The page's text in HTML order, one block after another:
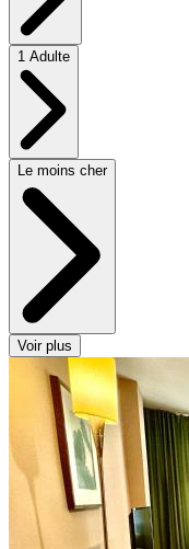
1 Adulte
Le moins cher
Voir plus